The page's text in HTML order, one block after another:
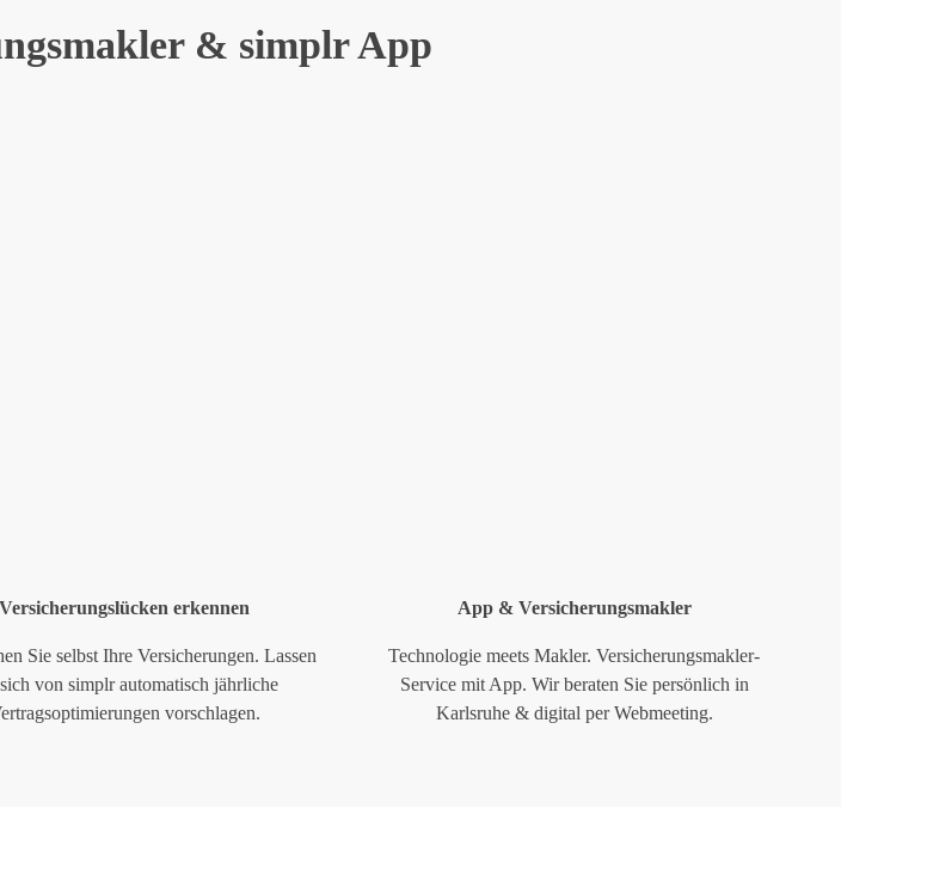
& simplr App
Versicherungslücken erkennen
Sie selbst Ihre Versicherungen. Lassen
von simplr automatisch jährliche
vorschlagen.
App & Versicherungsmakler
Technologie meets Makler. Versicherungsmakler-
Service mit App. Wir beraten Sie persönlich in
Karlsruhe & digital per Webmeeting.